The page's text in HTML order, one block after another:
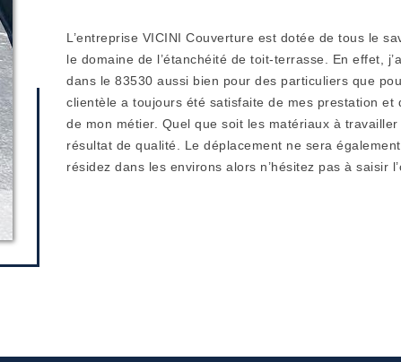
L’entreprise VICINI Couverture est dotée de tous le
le domaine de l’étanchéité de toit-terrasse. En effet,
dans le 83530 aussi bien pour des particuliers que
clientèle a toujours été satisfaite de mes prestation et
de mon métier. Quel que soit les matériaux à
résultat de qualité. Le déplacement ne sera
résidez dans les environs alors n’hésitez pas à saisir